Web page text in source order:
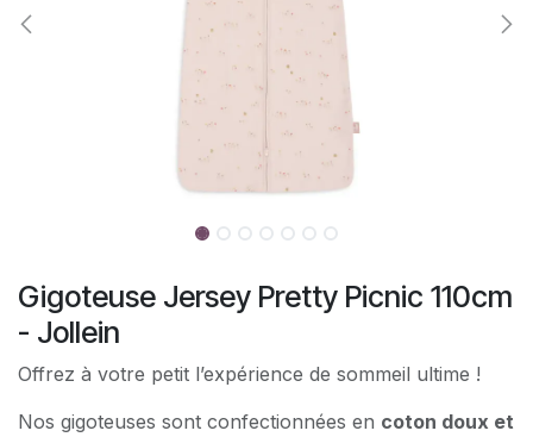
Gigoteuse Jersey Pretty Picnic 110cm
- Jollein
Offrez à votre petit l’expérience de sommeil ultime !
Nos gigoteuses sont confectionnées en coton doux et